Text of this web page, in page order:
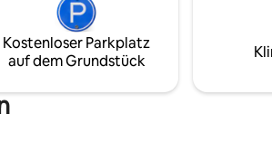
ein Grillbereich zur
WLAN über Starlink
gesamten Gelände
zum Arbeiten oder
Kostenloser Parkplatz
auf dem Grundstück